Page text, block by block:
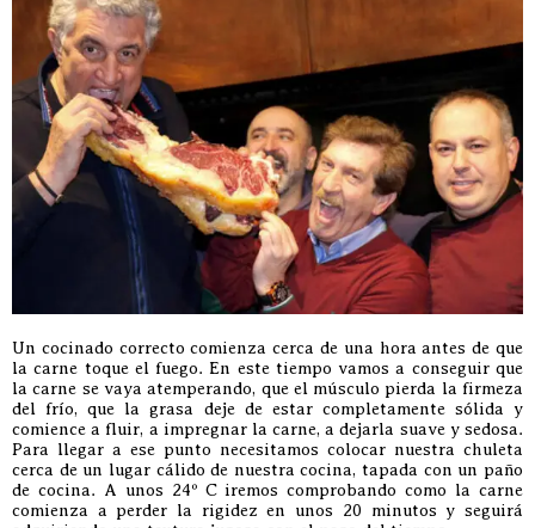
Un cocinado correcto comienza cerca de una hora antes de que
la carne toque el fuego. En este tiempo vamos a conseguir que
la carne se vaya atemperando, que el músculo pierda la firmeza
del frío, que la grasa deje de estar completamente sólida y
comience a fluir, a impregnar la carne, a dejarla suave y sedosa.
Para llegar a ese punto necesitamos colocar nuestra chuleta
cerca de un lugar cálido de nuestra cocina, tapada con un paño
de cocina. A unos 24º C iremos comprobando como la carne
comienza a perder la rigidez en unos 20 minutos y seguirá